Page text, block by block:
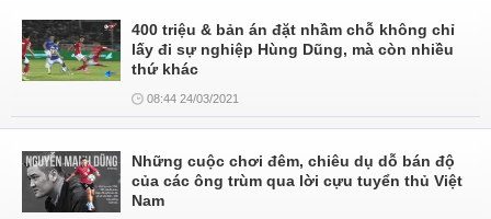
400 triệu & bản án đặt nhầm chỗ không chỉ
lấy đi sự nghiệp Hùng Dũng, mà còn nhiều
thứ khác
08:44 24/03/2021
Những cuộc chơi đêm, chiêu dụ dỗ bán độ
của các ông trùm qua lời cựu tuyển thủ Việt
Nam